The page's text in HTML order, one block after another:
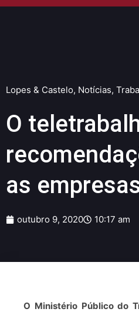
Lopes & Castelo, Notícias,
O
as
outubro 9, 2020 10:17 am
O Ministério Público do